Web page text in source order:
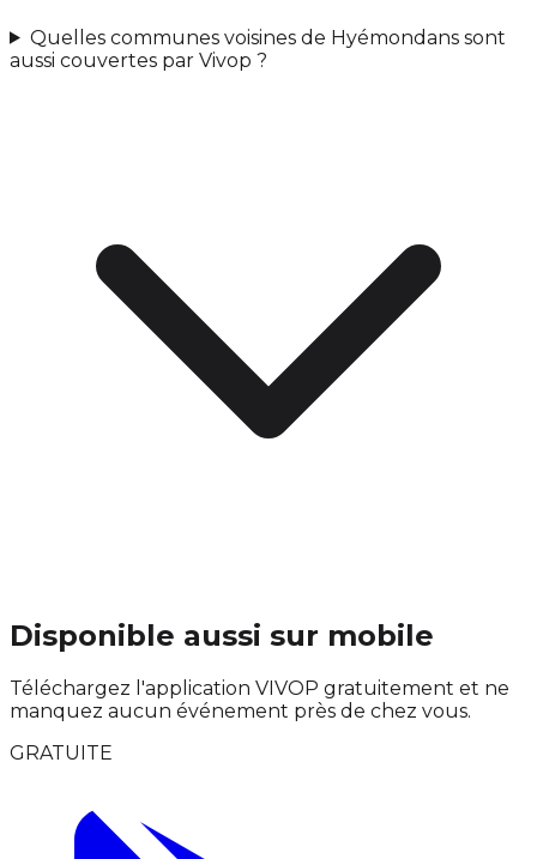
Quelles communes voisines de Hyémondans sont
aussi couvertes par Vivop ?
Disponible aussi sur mobile
Téléchargez l'application VIVOP gratuitement et ne
manquez aucun événement près de chez vous.
GRATUITE